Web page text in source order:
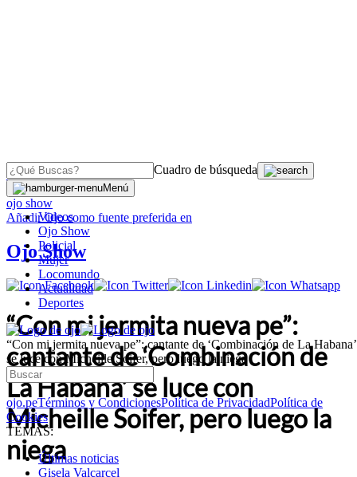
Cuadro de búsqueda
Menú
Videos
Ojo Show
Policial
Mujer
Locomundo
Actualidad
Deportes
“Con mi jermita nueva pe”: cantante de ‘Combinación de La Habana’
se luce con Micheille Soifer, pero luego la niega
ojo.peTérminos y CondicionesPolítica de PrivacidadPolítica de
Cookies
TEMAS:
Últimas noticias
Gisela Valcarcel
OJO
ojo show
AñadirOjocomo fuente preferida en
Ojo Show
“Con mi jermita nueva pe”:
cantante de ‘Combinación de
La Habana’ se luce con
Micheille Soifer, pero luego la
niega